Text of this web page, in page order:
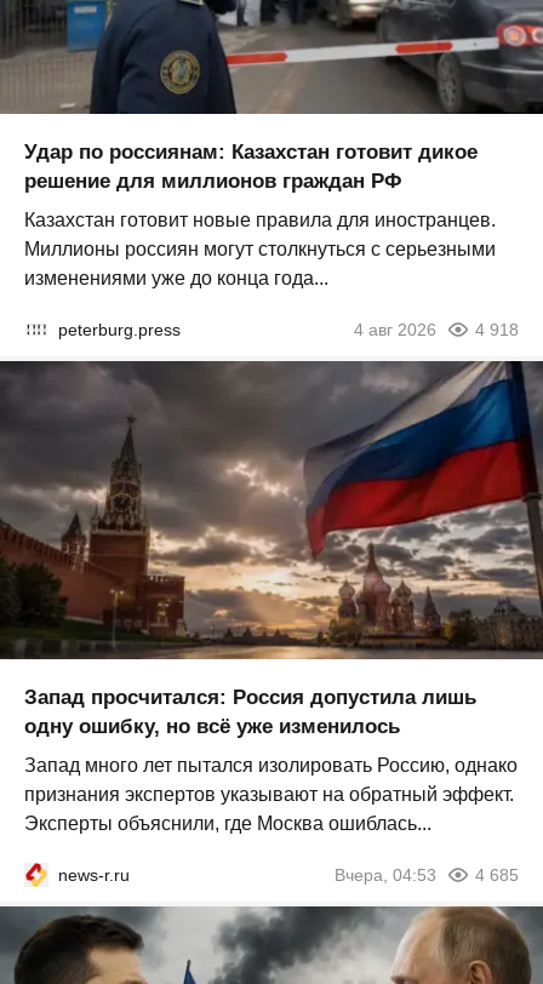
Удар по россиянам: Казахстан готовит дикое
решение для миллионов граждан РФ
Казахстан готовит новые правила для иностранцев.
Миллионы россиян могут столкнуться с серьезными
изменениями уже до конца года...
peterburg.press 4 авг 2026 4 918
Запад просчитался: Россия допустила лишь
одну ошибку, но всё уже изменилось
Запад много лет пытался изолировать Россию, однако
признания экспертов указывают на обратный эффект.
Эксперты объяснили, где Москва ошиблась...
news-r.ru Вчера, 04:53 4 685